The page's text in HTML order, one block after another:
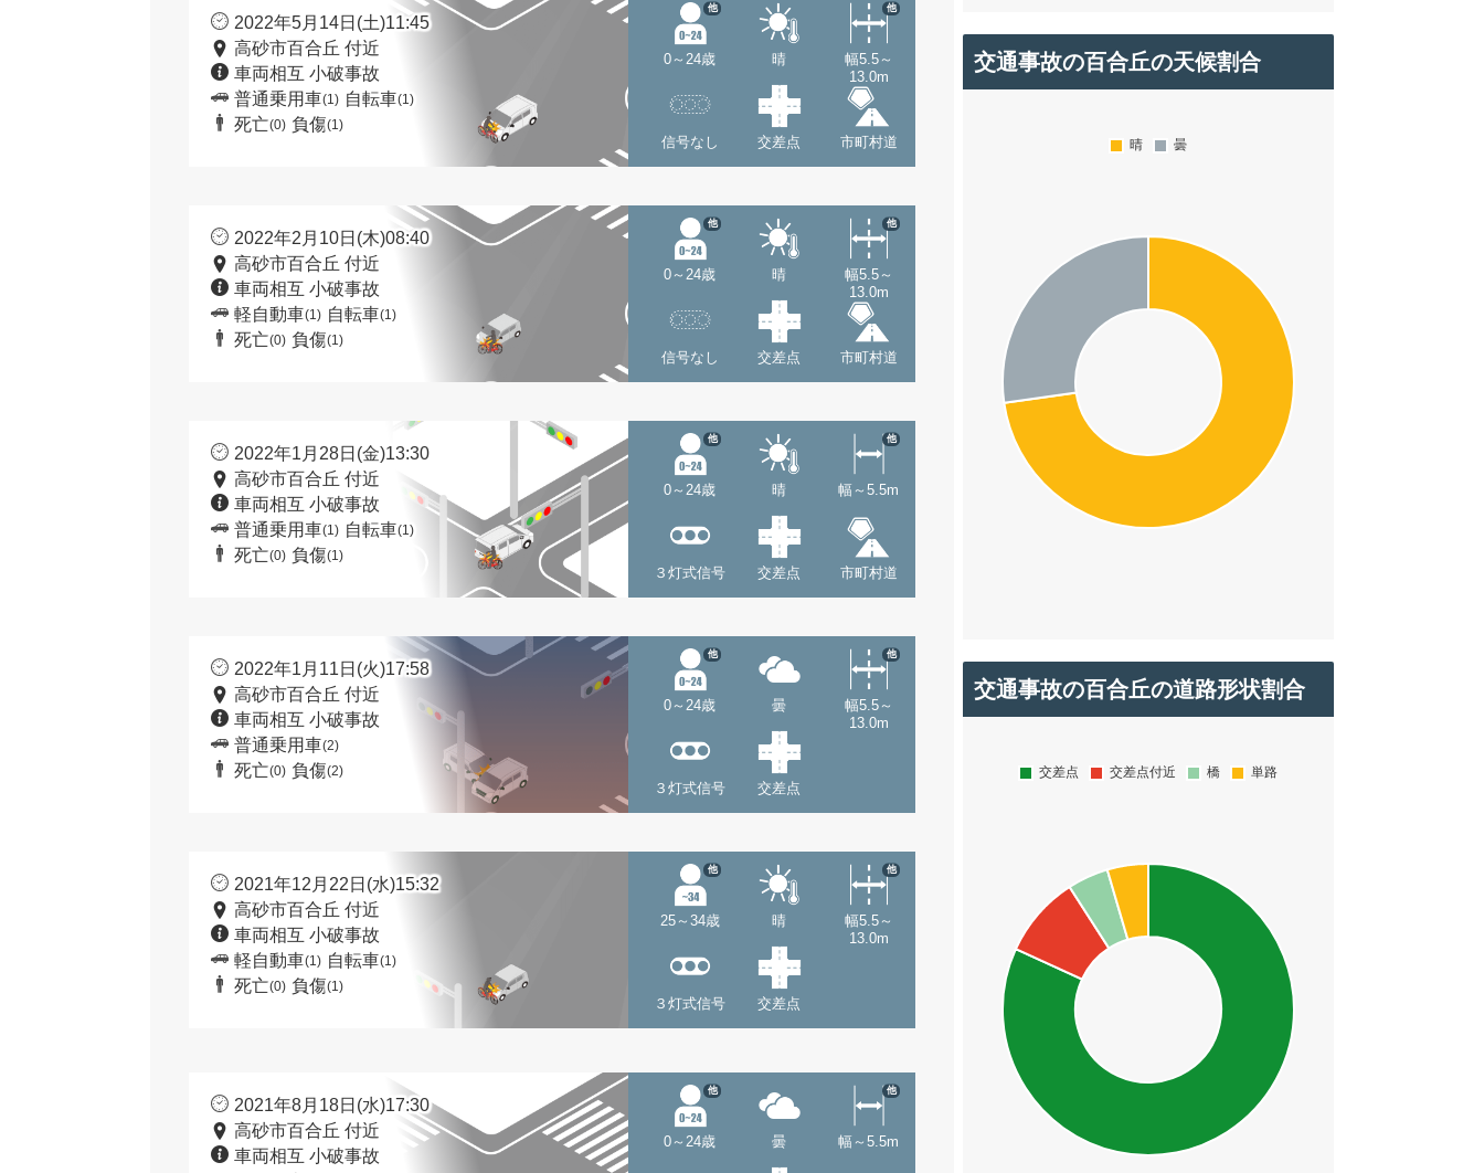
2022年5月14日(土)11:45
高砂市百合丘 付近
車両相互 小破事故
普通乗用車(1) 自転車(1)
死亡(0) 負傷(1)
0～24歳
他
晴
幅5.5～
13.0m
他
信号なし 交差点 市町村道
2022年2月10日(木)08:40
高砂市百合丘 付近
車両相互 小破事故
軽自動車(1) 自転車(1)
死亡(0) 負傷(1)
0～24歳
他
晴
幅5.5～
13.0m
他
信号なし 交差点 市町村道
2022年1月28日(金)13:30
高砂市百合丘 付近
車両相互 小破事故
普通乗用車(1) 自転車(1)
死亡(0) 負傷(1)
0～24歳
他
晴 幅～5.5m
他
３灯式信号 交差点 市町村道
2022年1月11日(火)17:58
高砂市百合丘 付近
車両相互 小破事故
普通乗用車(2)
死亡(0) 負傷(2)
0～24歳
他
曇
幅5.5～
13.0m
他
３灯式信号 交差点
2021年12月22日(水)15:32
高砂市百合丘 付近
車両相互 小破事故
軽自動車(1) 自転車(1)
死亡(0) 負傷(1)
25～34歳
他
晴
幅5.5～
13.0m
他
３灯式信号 交差点
2021年8月18日(水)17:30
高砂市百合丘 付近
車両相互 小破事故
0～24歳
他
曇 幅～5.5m
他
交通事故の百合丘の天候割合
交通事故の百合丘の道路形状割合